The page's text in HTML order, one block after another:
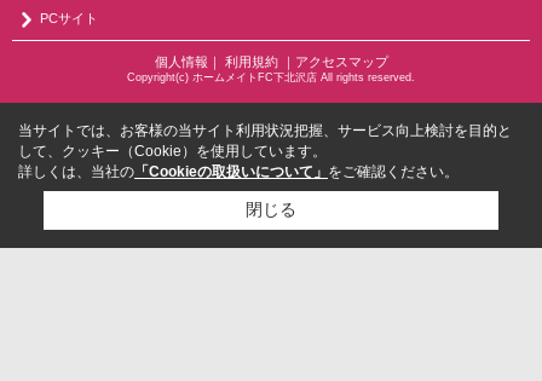
PCサイト
個人情報 ｜ 利用規約｜ アクセスマップ
Copyright(c) ホームメイトFC下北沢店 All rights reserved.
当サイトでは、お客様の当サイト利用状況把握、サービス向上検討を目的と
して、クッキー（Cookie）を使用しています。
詳しくは、当社の 「Cookieの取扱いについて」 をご確認ください。
閉じる